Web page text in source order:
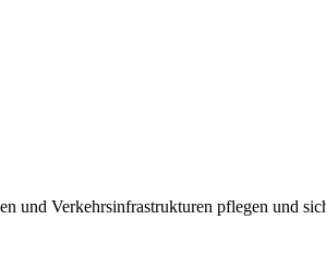
und Verkehrsinfrastrukturen pflegen und